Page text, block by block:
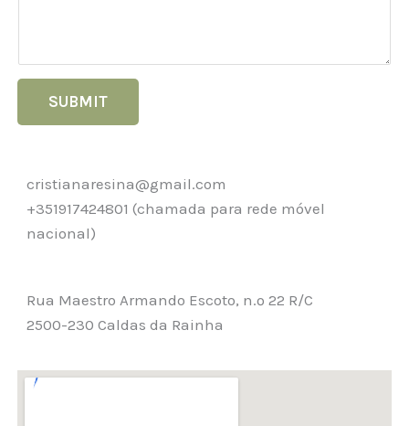
SUBMIT
cristianaresina@gmail.com
+351917424801(chamada para rede móvel
nacional)
Rua Maestro Armando Escoto, n.º 22 R/C
2500-230 Caldas da Rainha